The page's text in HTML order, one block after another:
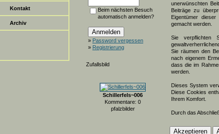
Kontakt
Archiv
Beim nächsten Besuch
automatisch anmelden?
» Password vergessen
» Registrierung
Zufallsbild
Schillerfels~006
Kommentare: 0
pfalzbilder
unerwünschten
Beiträge zu
Eigentümer
gemacht werden.
Sie verpflichten
Sie räumen den
nach eigenem
dass die im
werden.
Dieses System
Diese Cookies
Ihrem Komfort.
Durch das